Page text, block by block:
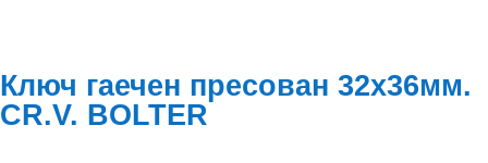
Ключ гаечен пресован 32х36мм.
CR.V. BOLTER